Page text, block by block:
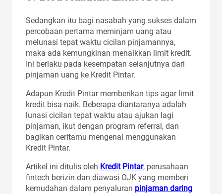
Sedangkan itu bagi nasabah yang sukses dalam
percobaan pertama meminjam uang atau
melunasi tepat waktu cicilan pinjamannya,
maka ada kemungkinan menaikkan limit kredit.
Ini berlaku pada kesempatan selanjutnya dari
pinjaman uang ke Kredit Pintar.
Adapun Kredit Pintar memberikan tips agar limit
kredit bisa naik. Beberapa diantaranya adalah
lunasi cicilan tepat waktu atau ajukan lagi
pinjaman, ikut dengan program referral, dan
bagikan ceritamu mengenai menggunakan
Kredit Pintar.
Artikel ini ditulis oleh Kredit Pintar, perusahaan
fintech berizin dan diawasi OJK yang memberi
kemudahan dalam penyaluran pinjaman daring